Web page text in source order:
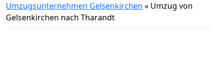
Umzugsunternehmen Gelsenkirchen » Umzug von
Gelsenkirchen nach Tharandt